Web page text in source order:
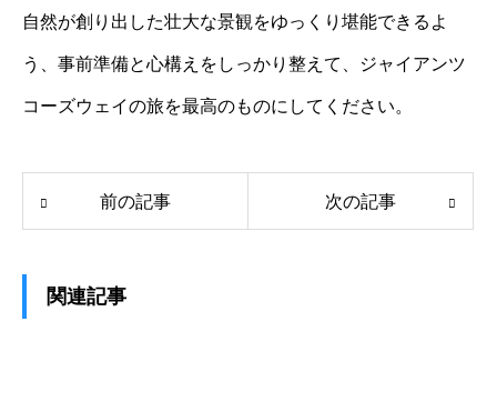
自然が創り出した壮大な景観をゆっくり堪能できるよ
う、事前準備と心構えをしっかり整えて、ジャイアンツ
コーズウェイの旅を最高のものにしてください。
前の記事 次の記事
関連記事